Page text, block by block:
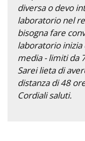
diversa o devo
laboratorio nel
bisogna fare
laboratorio
media - limiti da
Sarei lieta di
distanza di 48
Cordiali saluti.